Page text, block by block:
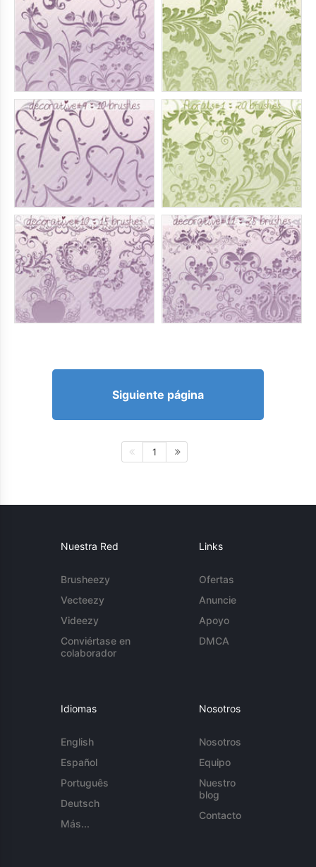
Siguiente página
1
Nuestra Red
Brusheezy
Vecteezy
Videezy
Conviértase en
colaborador
Links
Ofertas
Anuncie
Apoyo
DMCA
Idiomas
English
Español
Português
Deutsch
Más...
Nosotros
Nosotros
Equipo
Nuestro
blog
Contacto